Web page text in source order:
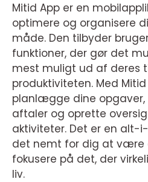
Mitid App er en
optimere og organisere
måde. Den tilbyder
funktioner, der gør det
mest muligt ud af deres
produktiviteten. Med
planlægge dine opgaver,
aftaler og oprette
aktiviteter. Det er en alt-
det nemt for dig at være
fokusere på det, der
liv.